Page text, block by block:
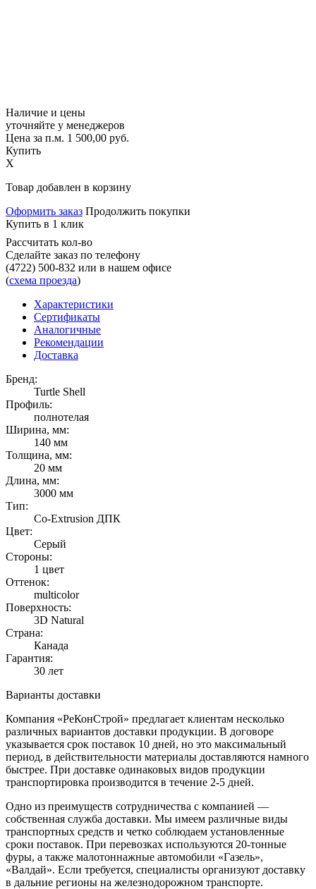
Наличие и цены
уточняйте у менеджеров
Цена за п.м. 1 500,00 руб.
Купить
X
Товар добавлен в корзину
Оформить заказ Продолжить покупки
Купить в 1 клик
Рассчитать кол-во
Сделайте заказ по телефону
(4722) 500-832 или в нашем офисе
(схема проезда)
Характеристики
Сертификаты
Аналогичные
Рекомендации
Доставка
Бренд:
Turtle Shell
Профиль:
полнотелая
Ширина, мм:
140 мм
Толщина, мм:
20 мм
Длина, мм:
3000 мм
Тип:
Co-Extrusion ДПК
Цвет:
Серый
Стороны:
1 цвет
Оттенок:
multicolor
Поверхность:
3D Natural
Страна:
Канада
Гарантия:
30 лет
Варианты доставки
Компания «РеКонСтрой» предлагает клиентам несколько
различных вариантов доставки продукции. В договоре
указывается срок поставок 10 дней, но это максимальный
период, в действительности материалы доставляются намного
быстрее. При доставке одинаковых видов продукции
транспортировка производится в течение 2-5 дней.
Одно из преимуществ сотрудничества с компанией —
собственная служба доставки. Мы имеем различные виды
транспортных средств и четко соблюдаем установленные
сроки поставок. При перевозках используются 20-тонные
фуры, а также малотоннажные автомобили «Газель»,
«Валдай». Если требуется, специалисты организуют доставку
в дальние регионы на железнодорожном транспорте.